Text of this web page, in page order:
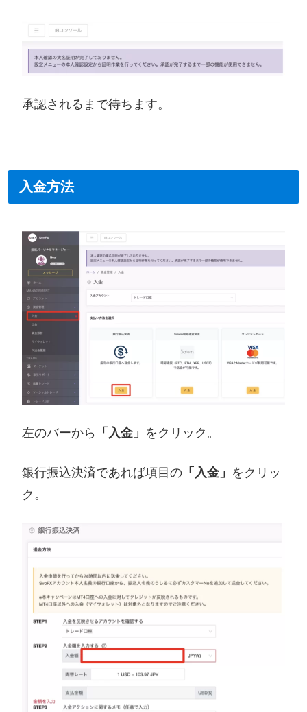
承認されるまで待ちます。
入金方法
左のバーから 「入金」 をクリック。
銀行振込決済であれば項目の 「入金」 をクリッ
ク。